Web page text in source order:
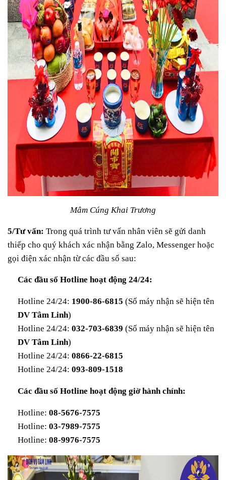
Mâm Cúng Khai Trương
5/Tư vấn: Trong quá trình tư vấn nhân viên sẽ gửi danh
thiếp cho quý khách xác nhận bằng Zalo, Messenger hoặc
gọi điện xác nhận từ các đầu số sau:
Các đầu số Hotline hoạt động 24/24:
Hotline 24/24: 1900-86-6815 (Số máy nhận sẽ hiện tên
DV Tâm Linh)
Hotline 24/24: 032-703-6839 (Số máy nhận sẽ hiện tên
DV Tâm Linh)
Hotline 24/24: 0866-22-6815
Hotline 24/24: 093-809-1518
Các đầu số Hotline hoạt động giờ hành chính:
Hotline: 08-5676-7575
Hotline: 03-7989-7575
Hotline: 08-9976-7575